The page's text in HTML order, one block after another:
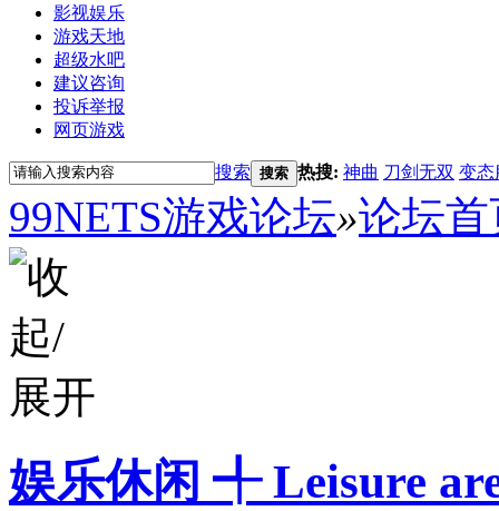
影视娱乐
游戏天地
超级水吧
建议咨询
投诉举报
网页游戏
搜索 搜索 热搜: 神曲 刀剑无双 变态
99NETS游戏论坛»论坛首
娱乐休闲 ╃ Leisure